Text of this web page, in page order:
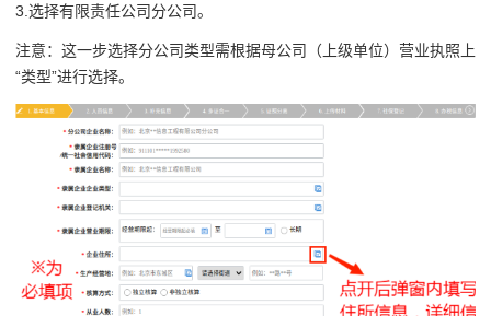
3.选择有限责任公司分公司。
注意：这一步选择分公司类型需根据母公司（上级单位）营业执照上
“类型”进行选择。